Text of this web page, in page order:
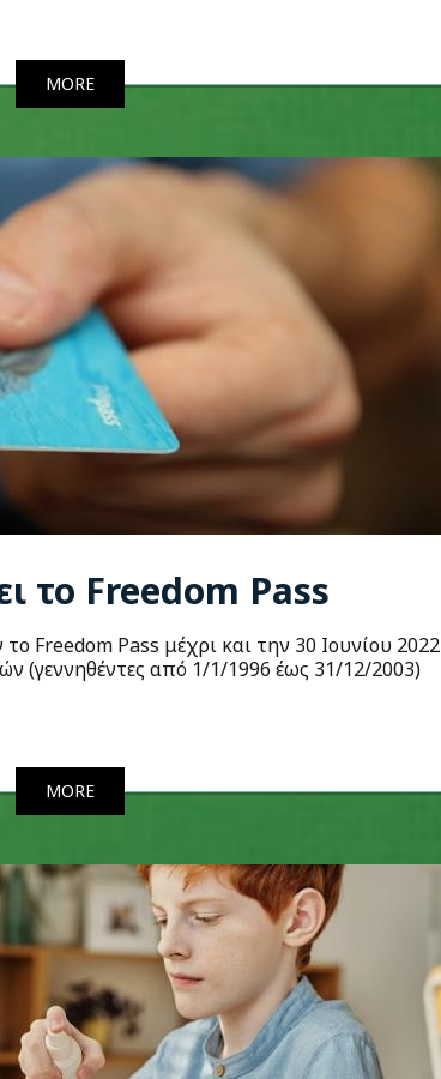
MORE
το Freedom Pass
Freedom Pass μέχρι και την 30 Ιουνίου 2022
(γεννηθέντες από 1/1/1996 έως 31/12/2003)
MORE